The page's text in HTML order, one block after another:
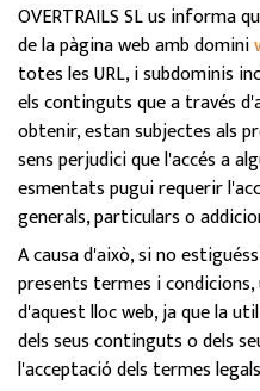
OVERTRAILS SL us informa
de la pàgina web amb domini
totes les URL, i subdominis
els continguts que a través
obtenir, estan subjectes als
sens perjudici que l'accés a
esmentats pugui requerir
generals, particulars o
A causa d'això, si no
presents termes i
d'aquest lloc web, ja que la
dels seus continguts o dels
l'acceptació dels termes